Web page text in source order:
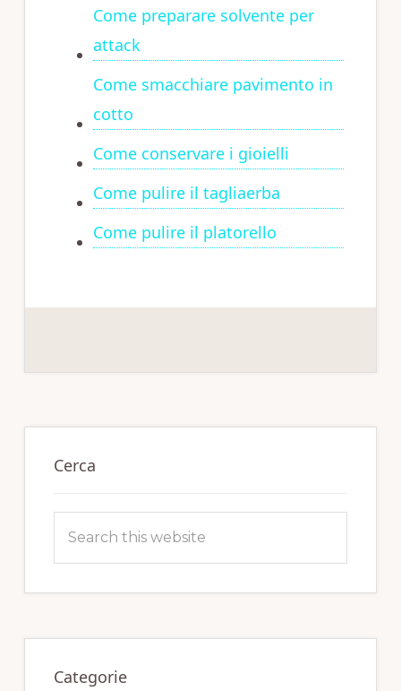
Come preparare solvente per
attack
Come smacchiare pavimento in
cotto
Come conservare i gioielli
Come pulire il tagliaerba
Come pulire il platorello
Primary
Sidebar
Cerca
this
Categorie